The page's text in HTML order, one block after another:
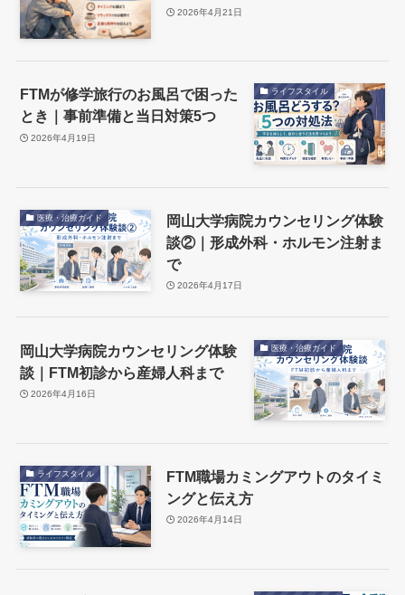
2026年4月21日
ライフスタイル
FTMが修学旅行のお風呂で困った
とき｜事前準備と当日対策5つ
2026年4月19日
医療・治療ガイド
岡山大学病院カウンセリング体験
談②｜形成外科・ホルモン注射ま
で
2026年4月17日
医療・治療ガイド
岡山大学病院カウンセリング体験
談｜FTM初診から産婦人科まで
2026年4月16日
ライフスタイル
FTM職場カミングアウトのタイミ
ングと伝え方
2026年4月14日